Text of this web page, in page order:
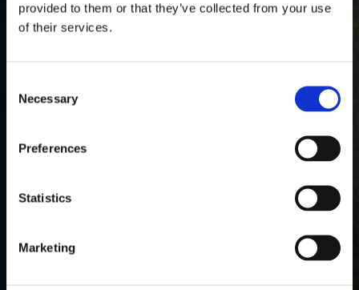
provided to them or that they’ve collected from your use
of their services.
Selection
Necessary
Preferences
Statistics
Marketing